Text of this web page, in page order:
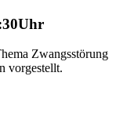
Zwangsstörung
vorgestellt.